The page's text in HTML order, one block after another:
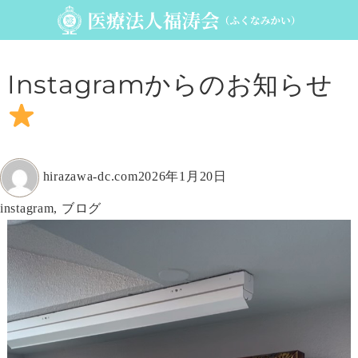
Instagramからのお知らせ
者
hirazawa-dc.com投
日:
2026年1月20日
カ
ゴ
リ
instagram, ブログ